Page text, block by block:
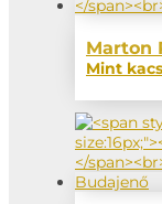
Marton
Mint